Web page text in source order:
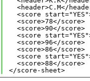
<header>C.M</
<score
<score>78</score>
<score>90</score>
<score
<score>96</score>
<score>86</score>
<score
<score>88</score>
</score-sheet>